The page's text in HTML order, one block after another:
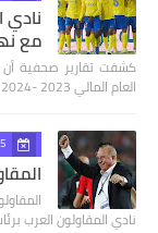
مع
كشفت تقارير صحفية أن
العام المالي 2023 -2024. ويطمع النصر في استعاد…
25
نادي المقاولون